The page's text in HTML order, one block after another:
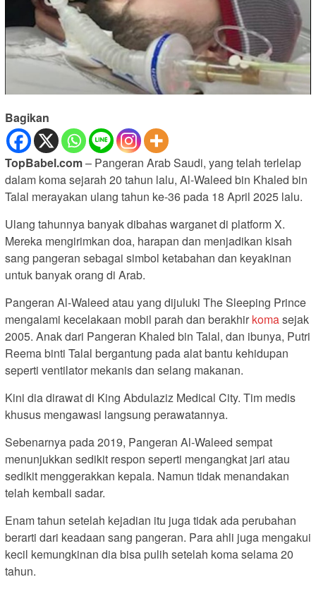
Bagikan
TopBabel.com– Pangeran Arab Saudi, yang telah terlelap
dalam koma sejarah 20 tahun lalu, Al-Waleed bin Khaled bin
Talal merayakan ulang tahun ke-36 pada 18 April 2025 lalu.
Ulang tahunnya banyak dibahas warganet di platform X.
Mereka mengirimkan doa, harapan dan menjadikan kisah
sang pangeran sebagai simbol ketabahan dan keyakinan
untuk banyak orang di Arab.
Pangeran Al-Waleed atau yang dijuluki The Sleeping Prince
mengalami kecelakaan mobil parah dan berakhir komasejak
2005. Anak dari Pangeran Khaled bin Talal, dan ibunya, Putri
Reema binti Talal bergantung pada alat bantu kehidupan
seperti ventilator mekanis dan selang makanan.
Kini dia dirawat di King Abdulaziz Medical City. Tim medis
khusus mengawasi langsung perawatannya.
Sebenarnya pada 2019, Pangeran Al-Waleed sempat
menunjukkan sedikit respon seperti mengangkat jari atau
sedikit menggerakkan kepala. Namun tidak menandakan
telah kembali sadar.
Enam tahun setelah kejadian itu juga tidak ada perubahan
berarti dari keadaan sang pangeran. Para ahli juga mengakui
kecil kemungkinan dia bisa pulih setelah koma selama 20
tahun.